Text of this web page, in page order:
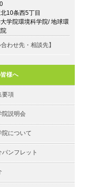
10条西5丁目
学院環境科学院/ 地球環
合わせ先・相談先】
様へ
要項
院説明会
院について
ンフレット